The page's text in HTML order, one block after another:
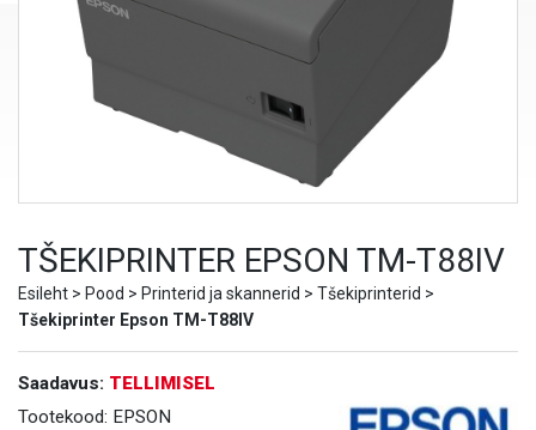
TŠEKIPRINTER EPSON TM-T88IV
Esileht > Pood > Printerid ja skannerid > Tšekiprinterid >
Tšekiprinter Epson TM-T88IV
Saadavus: TELLIMISEL
Tootekood: EPSON